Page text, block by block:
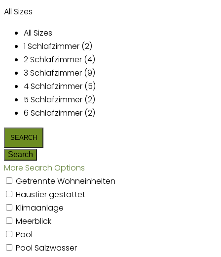
All Sizes
All Sizes
1 Schlafzimmer (2)
2 Schlafzimmer (4)
3 Schlafzimmer (9)
4 Schlafzimmer (5)
5 Schlafzimmer (2)
6 Schlafzimmer (2)
More Search Options
Getrennte Wohneinheiten
Haustier gestattet
Klimaanlage
Meerblick
Pool
Pool Salzwasser